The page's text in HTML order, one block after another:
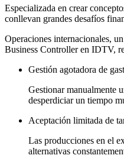
Especializada en crear
conllevan grandes desafíos
Operaciones internacionales,
Business Controller en IDTV,
Gestión agotadora de
Gestionar manualmente
desperdiciar un tiempo
Aceptación limitada de
Las producciones en el
alternativas